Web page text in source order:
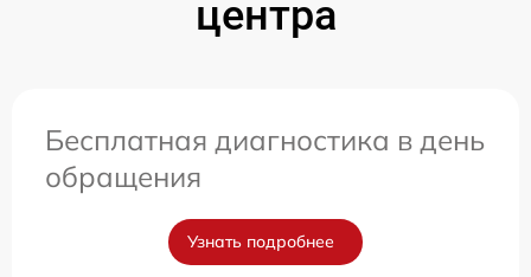
центра
Бесплатная диагностика в день
обращения
Узнать подробнее